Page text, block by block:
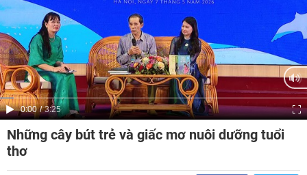
Current
Time
0:00 / Duration
3:25
Những cây bút trẻ và giấc mơ nuôi dưỡng tuổi
thơ